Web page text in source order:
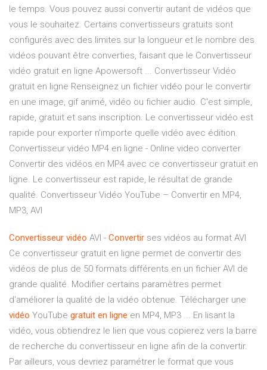
le temps. Vous pouvez aussi convertir autant de vidéos que
vous le souhaitez. Certains convertisseurs gratuits sont
configurés avec des limites sur la longueur et le nombre des
vidéos pouvant être converties, faisant que le Convertisseur
vidéo gratuit en ligne Apowersoft ... Convertisseur Vidéo
gratuit en ligne Renseignez un fichier vidéo pour le convertir
en une image, gif animé, vidéo ou fichier audio. C'est simple,
rapide, gratuit et sans inscription. Le convertisseur vidéo est
rapide pour exporter n'importe quelle vidéo avec édition.
Convertisseur vidéo MP4 en ligne - Online video converter
Convertir des vidéos en MP4 avec ce convertisseur gratuit en
ligne. Le convertisseur est rapide, le résultat de grande
qualité. Convertisseur Vidéo YouTube – Convertir en MP4,
MP3, AVI
Convertisseur vidéo AVI - Convertir ses vidéos au format AVI
Ce convertisseur gratuit en ligne permet de convertir des
vidéos de plus de 50 formats différents en un fichier AVI de
grande qualité. Modifier certains paramètres permet
d'améliorer la qualité de la vidéo obtenue. Télécharger une
vidéo YouTube gratuit en ligne en MP4, MP3 ... En lisant la
vidéo, vous obtiendrez le lien que vous copierez vers la barre
de recherche du convertisseur en ligne afin de la convertir.
Par ailleurs, vous devriez paramétrer le format que vous